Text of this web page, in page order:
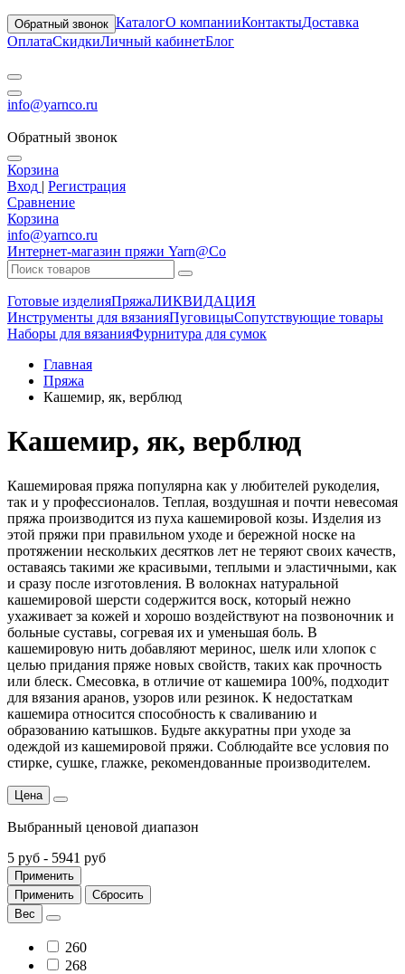
Обратный звонок КаталогО компанииКонтактыДоставка
ОплатаСкидкиЛичный кабинетБлог
info@yarnco.ru
Обратный звонок
Корзина
Вход | Регистрация
Сравнение
Корзина
info@yarnco.ru
Интернет-магазин пряжи Yarn@Co
Готовые изделияПряжаЛИКВИДАЦИЯ
Инструменты для вязанияПуговицыСопутствующие товары
Наборы для вязанияФурнитура для сумок
Главная
Пряжа
Кашемир, як, верблюд
Кашемир, як, верблюд
Кашемировая пряжа популярна как у любителей рукоделия,
так и у профессионалов. Теплая, воздушная и почти невесомая
пряжа производится из пуха кашемировой козы. Изделия из
этой пряжи при правильном уходе и бережной носке на
протяжении нескольких десятков лет не теряют своих качеств,
оставаясь такими же красивыми, теплыми и эластичными, как
и сразу после изготовления. В волокнах натуральной
кашемировой шерсти содержится воск, который нежно
ухаживает за кожей и хорошо воздействуют на позвоночник и
больные суставы, согревая их и уменьшая боль. В
кашемировую нить добавляют меринос, шелк или хлопок с
целью придания пряже новых свойств, таких как прочность
или блеск. Смесовка, в отличие от кашемира 100%, подходит
для вязания аранов, узоров или резинок. К недостаткам
кашемира относится способность к сваливанию и
образованию катышков. Будьте аккуратны при уходе за
одеждой из кашемировой пряжи. Соблюдайте все условия по
стирке, сушке, глажке, рекомендованные производителем.
Цена
Выбранный ценовой диапазон
5 руб - 5941 руб
Применить
Применить
Сбросить
Вес
260
268